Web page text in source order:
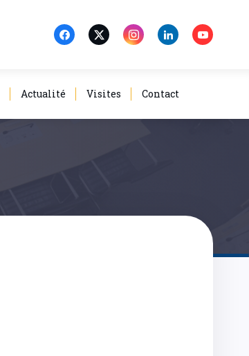
Actualité Visites Contact